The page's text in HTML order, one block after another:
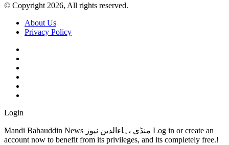
© Copyright 2026, All rights reserved.
About Us
Privacy Policy
Login
Mandi Bahauddin News منڈی بہاءالدین نیوز Log in or create an
account now to benefit from its privileges, and its completely free.!